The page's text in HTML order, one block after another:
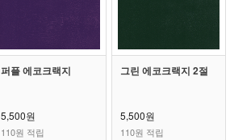
퍼플 에코크랙지
5,500원
110원 적립
그린 에코크랙지 2절
5,500원
110원 적립